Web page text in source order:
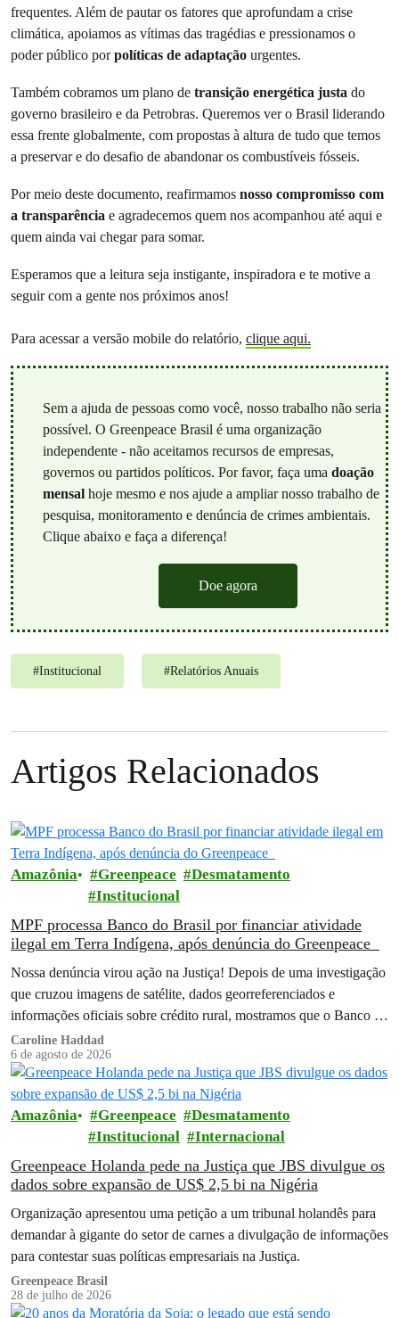
frequentes. Além de pautar os fatores que aprofundam a crise
climática, apoiamos as vítimas das tragédias e pressionamos o
poder público porpolíticas de adaptação urgentes.
Também cobramos um plano de transição energética justa do
governo brasileiro e da Petrobras. Queremos ver o Brasil liderando
essa frente globalmente, com propostas à altura de tudo que temos
a preservar e do desafio de abandonar os combustíveis fósseis.
Por meio deste documento, reafirmamos nosso compromisso com
a transparência e agradecemos quem nos acompanhou até aqui e
quem ainda vai chegar para somar.
Esperamos que a leitura seja instigante, inspiradora e te motive a
seguir com a gente nos próximos anos!
Para acessar a versão mobile do relatório, clique aqui.
Sem a ajuda de pessoas como você, nosso trabalho não seria
possível. O Greenpeace Brasil é uma organização
independente - não aceitamos recursos de empresas,
governos ou partidos políticos. Por favor, faça uma doação
mensalhoje mesmo e nos ajude a ampliar nosso trabalho de
pesquisa, monitoramento e denúncia de crimes ambientais.
Clique abaixo e faça a diferença!
Doe agora
#Institucional #Relatórios Anuais
Artigos Relacionados
Amazônia Greenpeace
Desmatamento
Institucional
MPF processa Banco do Brasil por financiar atividade
ilegal em Terra Indígena, após denúncia do Greenpeace
Nossa denúncia virou ação na Justiça! Depois de uma investigação
que cruzou imagens de satélite, dados georreferenciados e
informações oficiais sobre crédito rural, mostramos que o Banco do
Brasil financiou…
Caroline Haddad
6 de agosto de 2026
Amazônia Greenpeace
Desmatamento
Institucional
Internacional
Greenpeace Holanda pede na Justiça que JBS divulgue os
dados sobre expansão de US$ 2,5 bi na Nigéria
Organização apresentou uma petição a um tribunal holandês para
demandar à gigante do setor de carnes a divulgação de informações
para contestar suas políticas empresariais na Justiça.
Greenpeace Brasil
28 de julho de 2026